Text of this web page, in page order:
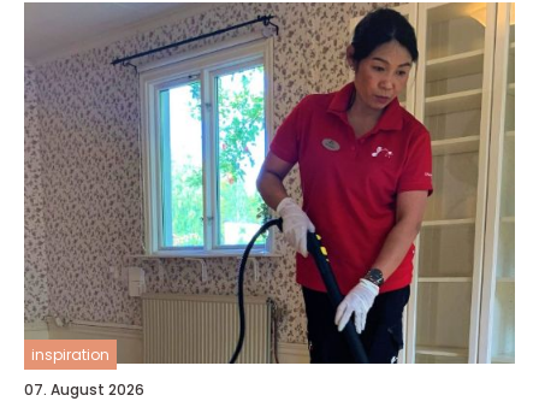
inspiration
07. August 2026